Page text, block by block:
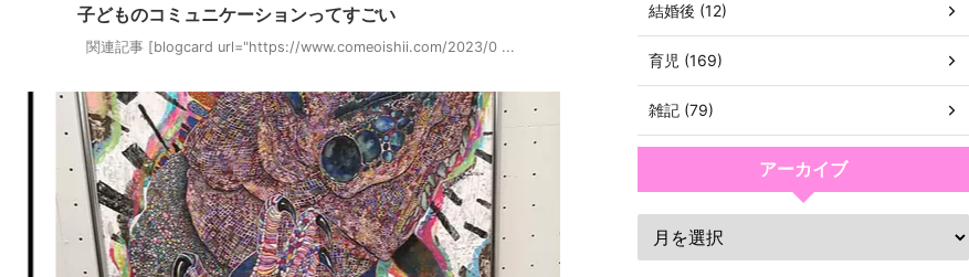
子どものコミュニケーションってすごい
関連記事 [blogcard url="https://www.comeoishii.com/2023/0 ...
結婚後 (12)
育児 (169)
雑記 (79)
アーカイブ